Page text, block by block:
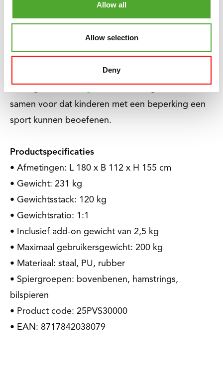
Allow all
Allow selection
Deny
Wij vinden dat iedereen recht heeft recht op
lekker en gezond sporten, ook kinderen. Daarom
doneren wij van iedere aankoop die jij doet een
samen voor dat kinderen met een beperking een
sport kunnen beoefenen.
Productspecificaties
• Afmetingen: L 180 x B 112 x H 155 cm
• Gewicht: 231 kg
• Gewichtsstack: 120 kg
• Gewichtsratio: 1:1
• Inclusief add-on gewicht van 2,5 kg
• Maximaal gebruikersgewicht: 200 kg
• Materiaal: staal, PU, rubber
• Spiergroepen: bovenbenen, hamstrings,
bilspieren
• Product code: 25PVS30000
• EAN: 8717842038079